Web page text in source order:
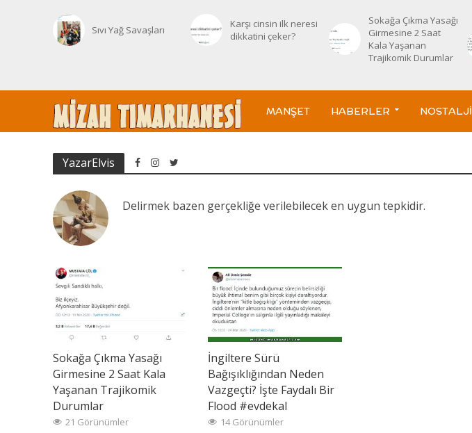
Sıvı Yağ Savaşları
Karşı cinsin ilk neresi
dikkatini çeker?
Sokağa Çıkma Yasağı
Girmesine 2 Saat
Kala Yaşanan
Trajikomik Durumlar
MANŞET HABERLER NOSTALJI
YazarElvis
Delirmek bazen gerçekliğe verilebilecek en uygun tepkidir.
Sokağa Çıkma Yasağı
Girmesine 2 Saat Kala
Yaşanan Trajikomik
Durumlar
21 Görünümler
İngiltere Sürü
Bağışıklığından Neden
Vazgeçti? İşte Faydalı Bir
Flood #evdekal
14 Görünümler